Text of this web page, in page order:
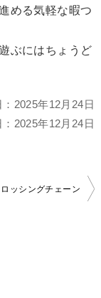
める気軽な暇つ
ぶにはちょうど
2025年12月24日
2025年12月24日
ロッシングチェーン